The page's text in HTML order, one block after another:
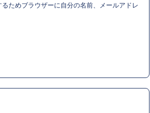
ためブラウザーに自分の名前、メールアドレ